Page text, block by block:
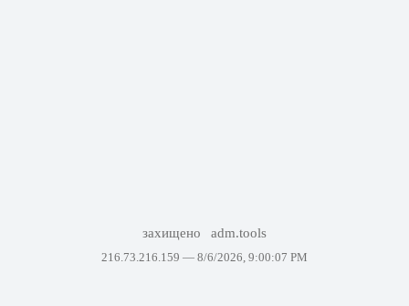
захищено adm.tools
216.73.216.159 — 8/6/2026, 9:00:07 PM